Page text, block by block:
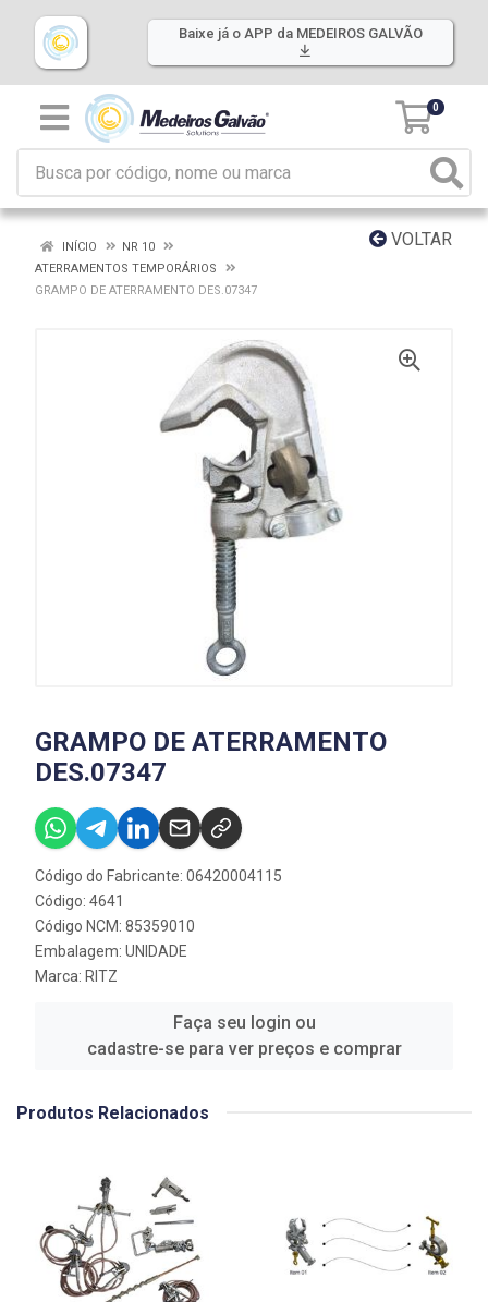
Baixe já o APP da MEDEIROS GALVÃO
0
VOLTAR
INÍCIO
NR 10
ATERRAMENTOS TEMPORÁRIOS
GRAMPO DE ATERRAMENTO DES.07347
GRAMPO DE ATERRAMENTO
DES.07347
Código do Fabricante: 06420004115
Código: 4641
Código NCM: 85359010
Embalagem: UNIDADE
Marca: RITZ
Faça seu login ou
cadastre-se para ver preços e comprar
Produtos Relacionados